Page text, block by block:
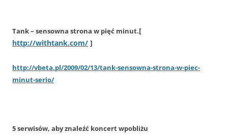
Tank – sensowna strona w pięć minut.[
http://withtank.com/ ]
http://vbeta.pl/2009/02/13/tank-sensowna-strona-w-piec-
minut-serio/
5 serwisów, aby znaleźć koncert wpobliżu